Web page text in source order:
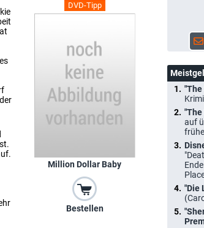
DVD-Tipp
Million Dollar Baby
Bestellen
"The
"The
auf
"Die